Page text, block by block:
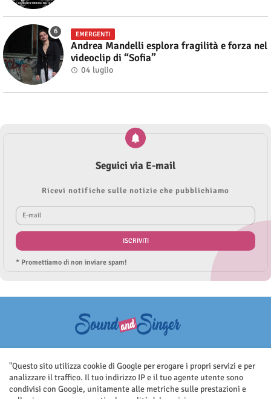
EMERGENTI
Andrea Mandelli esplora fragilità e forza nel
videoclip di “Sofia”
04 luglio
Seguici via E-mail
Ricevi notifiche sulle notizie che pubblichiamo
* Promettiamo di non inviare spam!
aggiornato senza nessuna periodicità. Non può pertanto considerarsi
un prodotto editoriale ai sensi della legge n.62 del 7.03.2001
"Questo sito utilizza cookie di Google per erogare i propri servizi e per
analizzare il traffico. Il tuo indirizzo IP e il tuo agente utente sono
condivisi con Google, unitamente alle metriche sulle prestazioni e